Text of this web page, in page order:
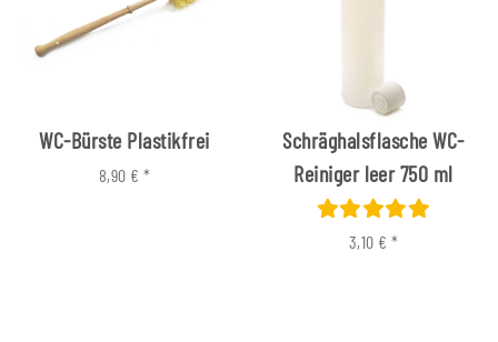
WC-Bürste Plastikfrei
8,90 € *
Schräghalsflasche WC-
Reiniger leer 750 ml
3,10 € *